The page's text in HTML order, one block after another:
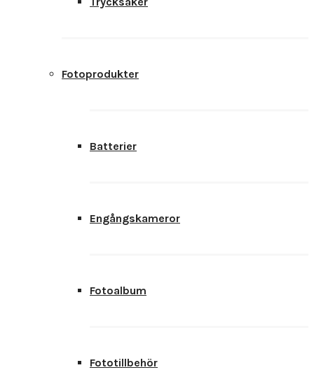
Fotoprodukter
Batterier
Engångskameror
Fotoalbum
Fototillbehör